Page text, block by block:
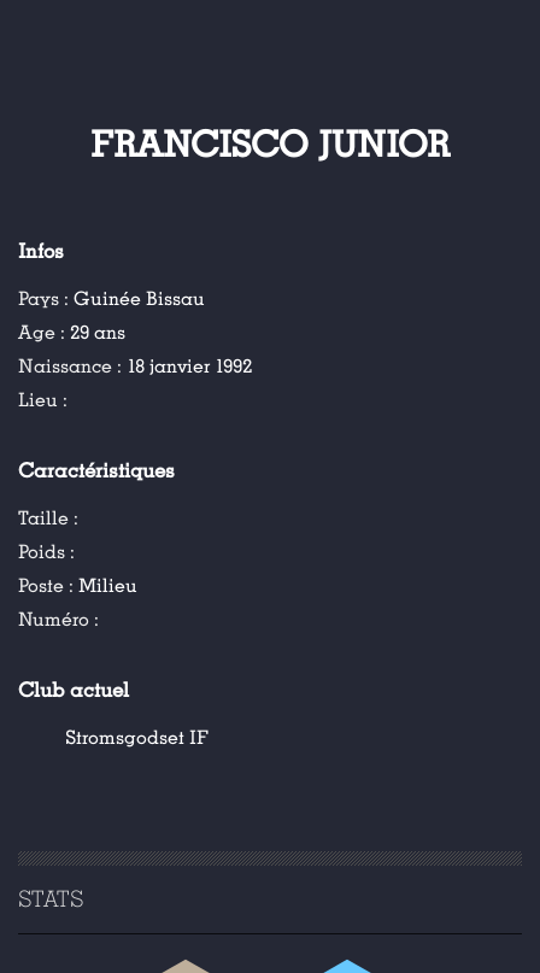
FRANCISCO JUNIOR
Infos
Pays : Guinée Bissau
Age : 29 ans
Naissance : 18 janvier 1992
Lieu :
Caractéristiques
Taille :
Poids :
Poste : Milieu
Numéro :
Club actuel
Stromsgodset IF
STATS